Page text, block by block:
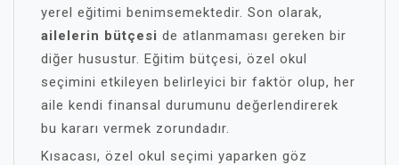
yerel eğitimi benimsemektedir. Son olarak,
ailelerin bütçesi de atlanmaması gereken bir
diğer husustur. Eğitim bütçesi, özel okul
seçimini etkileyen belirleyici bir faktör olup, her
aile kendi finansal durumunu değerlendirerek
bu kararı vermek zorundadır.
Kısacası, özel okul seçimi yaparken göz